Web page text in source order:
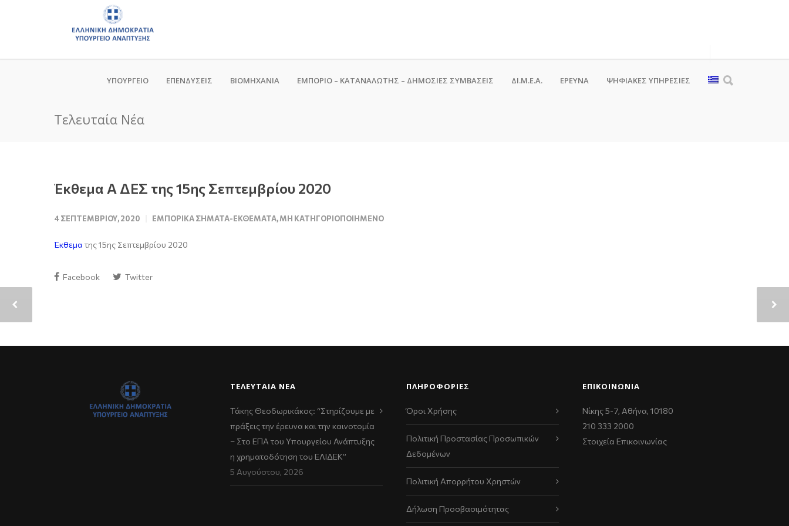
ΥΠΟΥΡΓΕΙΟ ΕΠΕΝΔΥΣΕΙΣ ΒΙΟΜΗΧΑΝΙΑ ΕΜΠΟΡΙΟ – ΚΑΤΑΝΑΛΩΤΗΣ – ΔΗΜΟΣΙΕΣ ΣΥΜΒΑΣΕΙΣ ΔΙ.Μ.Ε.Α. ΕΡΕΥΝΑ ΨΗΦΙΑΚΈΣ ΥΠΗΡΕΣΊΕΣ
Τελευταία Νέα
Έκθεμα Α ΔΕΣ της 15ης Σεπτεμβρίου 2020
4 ΣΕΠΤΕΜΒΡΊΟΥ, 2020 ΕΜΠΟΡΙΚΆ ΣΉΜΑΤΑ-ΕΚΘΈΜΑΤΑ,ΜΗ ΚΑΤΗΓΟΡΙΟΠΟΙΗΜΈΝΟ
Έκθεμα της 15ης Σεπτεμβρίου 2020
Facebook Twitter
ΤΕΛΕΥΤΑΊΑ ΝΈΑ
Τάκης Θεοδωρικάκος: “Στηρίζουμε με
πράξεις την έρευνα και την καινοτομία
– Στο ΕΠΑ του Υπουργείου Ανάπτυξης
η χρηματοδότηση του ΕΛΙΔΕΚ”
5 Αυγούστου, 2026
ΠΛΗΡΟΦΟΡΙΕΣ
Όροι Χρήσης
Πολιτική Προστασίας Προσωπικών
Δεδομένων
Πολιτική Απορρήτου Χρηστών
Δήλωση Προσβασιμότητας
ΕΠΙΚΟΙΝΩΝΊΑ
Νίκης 5-7, Αθήνα, 10180
210 333 2000
Στοιχεία Επικοινωνίας